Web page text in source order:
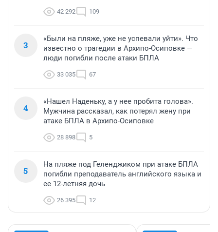
42 292 109
3
«Были на пляже, уже не успевали уйти». Что
известно о трагедии в Архипо-Осиповке —
люди погибли после атаки БПЛА
33 035 67
4
«Нашел Наденьку, а у нее пробита голова».
Мужчина рассказал, как потерял жену при
атаке БПЛА в Архипо-Осиповке
28 898 5
5
На пляже под Геленджиком при атаке БПЛА
погибли преподаватель английского языка и
ее 12-летняя дочь
26 395 12